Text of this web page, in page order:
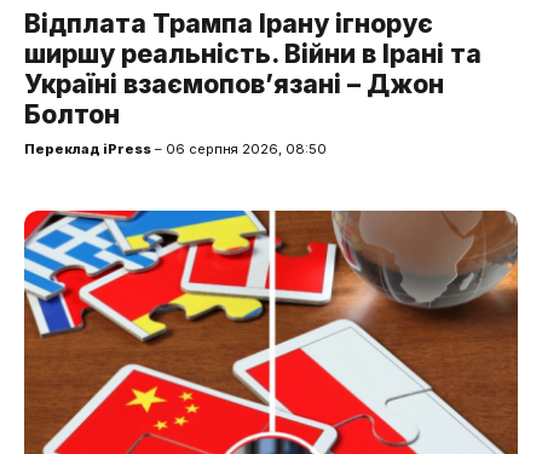
Відплата Трампа Ірану ігнорує
ширшу реальність. Війни в Ірані та
Україні взаємопов’язані – Джон
Болтон
Переклад iPress – 06 серпня 2026, 08:50